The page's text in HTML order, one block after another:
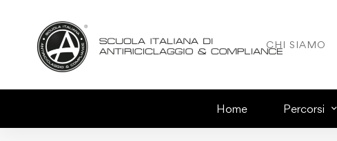
CHI SIAMO
Home Percorsi